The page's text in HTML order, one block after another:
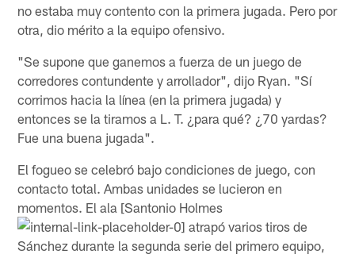
no estaba muy contento con la primera jugada. Pero por
otra, dio mérito a la equipo ofensivo.
"Se supone que ganemos a fuerza de un juego de
corredores contundente y arrollador", dijo Ryan. "Sí
corrimos hacia la línea (en la primera jugada) y
entonces se la tiramos a L. T. ¿para qué? ¿70 yardas?
Fue una buena jugada".
El fogueo se celebró bajo condiciones de juego, con
contacto total. Ambas unidades se lucieron en
momentos. El ala [Santonio Holmes
atrapó varios tiros de
Sánchez durante la segunda serie del primero equipo,